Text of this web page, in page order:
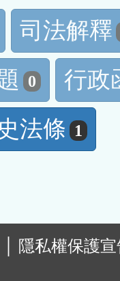
司法解釋
0
行政
法條 1
隱私權保護